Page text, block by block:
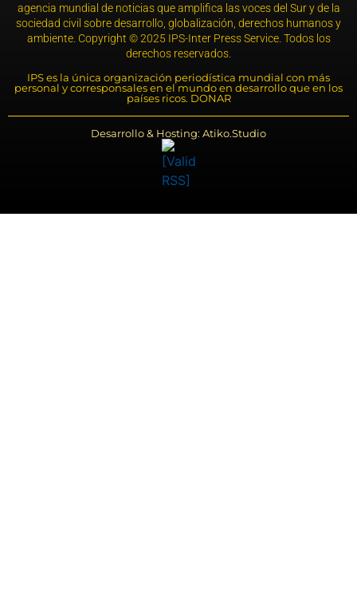
agencia mundial de noticias que amplifica las voces del Sur y de la
sociedad civil sobre desarrollo, globalización, derechos humanos y
ambiente. Copyright © 2025 IPS-Inter Press Service. Todos los
derechos reservados.
IPS es la única organización periodística mundial con más
personal y corresponsales en el mundo en desarrollo que en los
países ricos. DONAR
Desarrollo & Hosting: Atiko.Studio